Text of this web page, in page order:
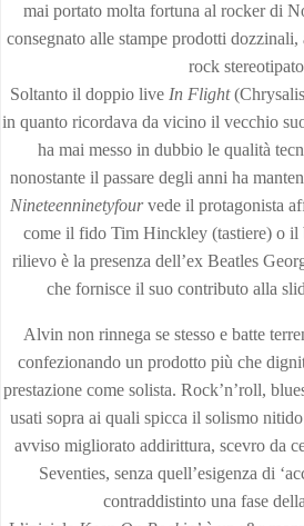
mai portato molta fortuna al rocker di
consegnato alle stampe prodotti
rock
Soltanto il doppio live In Flight
in quanto ricordava da vicino il vecchio
ha mai messo in dubbio le qualità
nonostante il passare degli anni ha
Nineteenninetyfourvede il protagonista
come il fido Tim Hinckley (tastiere) o il
rilievo è la presenza dell’ex Beatles
che fornisce il suo contributo alla
Alvin non rinnega se stesso e batte
confezionando un prodotto più che
prestazione come solista. Rock’n’roll,
usati sopra ai quali spicca il solismo
avviso migliorato addirittura, scevro da
Seventies, senza quell’esigenza di
contraddistinto una fase